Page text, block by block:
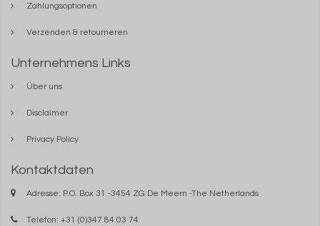
Zahlungsoptionen
Verzenden & retourneren
Unternehmens Links
Über uns
Disclaimer
Privacy Policy
Kontaktdaten
Adresse: P.O. Box 31 -3454 ZG De Meern -The Netherlands
Telefon: +31 (0)347 84 03 74